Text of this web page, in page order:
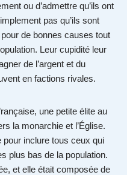
ou d’admettre qu’ils ont
pas qu’ils sont
de bonnes causes tout
Leur cupidité leur
de l’argent et du
en factions rivales.
une petite élite au
la monarchie et l’Église.
pour inclure tous ceux qui
plus bas de la population.
et elle était composée de